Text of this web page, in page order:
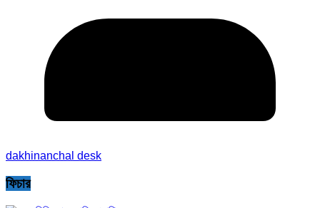
dakhinanchal desk
ফিচার